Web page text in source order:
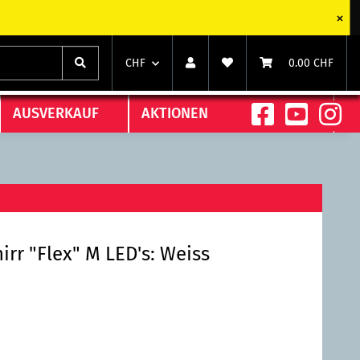
CHF 0.00 CHF
AUSVERKAUF AKTIONEN
"Flex" M LED's: Weiss